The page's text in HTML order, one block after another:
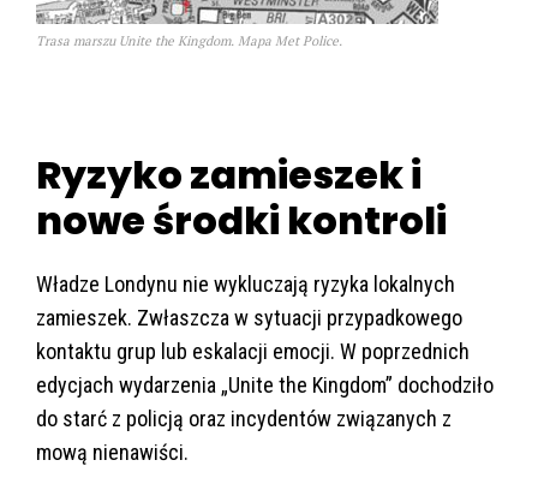
Trasa marszu Unite the Kingdom. Mapa Met Police.
Ryzyko zamieszek i
nowe środki kontroli
Władze Londynu nie wykluczają ryzyka lokalnych
zamieszek. Zwłaszcza w sytuacji przypadkowego
kontaktu grup lub eskalacji emocji. W poprzednich
edycjach wydarzenia „Unite the Kingdom” dochodziło
do starć z policją oraz incydentów związanych z
mową nienawiści.